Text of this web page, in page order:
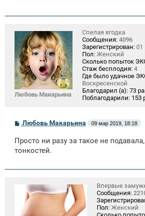
Любовь Макарьина
Спелая ягодка
Сообщения: 4096
Зарегистрирован: 01
Пол: Женский
Сколько попыток
Стаж бесплодия: 4
Где было удачное
Воскресенской
Благодарил (а): 73
Поблагодарили: 153
С
б
щ
и
Любовь Макарьина 09 мар 2019, 18:18
Просто ни разу за такое не
тонкостей.
Впервые
Сообщения:
Пол: Женский